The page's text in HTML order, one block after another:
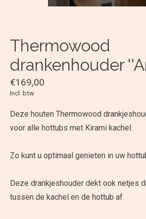
Thermowood
drankenhouder
€169,00
Incl. btw
Deze houten Thermowood
voor alle hottubs met Kirami kachel.
Zo kunt u optimaal genieten in uw
Deze drankjeshouder dekt ook netjes
tussen de kachel en de hottub af.